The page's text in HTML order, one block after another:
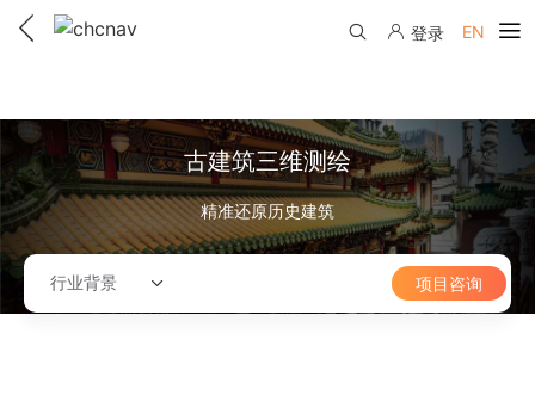
解决方案
服务与支持
下载中心
教学视频
联系我们
国内分支机构
登录 EN
古建筑三维测绘
精准还原历史建筑
行业背景 项目咨询